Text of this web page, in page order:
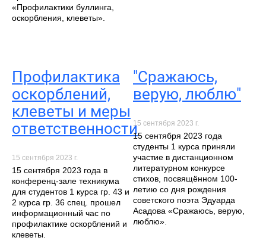
«Профилактики буллинга,
оскорбления, клеветы».
Профилактика
оскорблений,
клеветы и меры
ответственности
15 сентября 2023 г.
15 сентября 2023 года в
конференц-зале техникума
для студентов 1 курса гр. 43 и
2 курса гр. 36 спец. прошел
информационный час по
профилактике оскорблений и
клеветы.
"Сражаюсь,
верую, люблю"
15 сентября 2023 г.
15 сентября 2023 года
студенты 1 курса приняли
участие в дистанционном
литературном конкурсе
стихов, посвящённом 100-
летию со дня рождения
советского поэта Эдуарда
Асадова «Сражаюсь, верую,
люблю».